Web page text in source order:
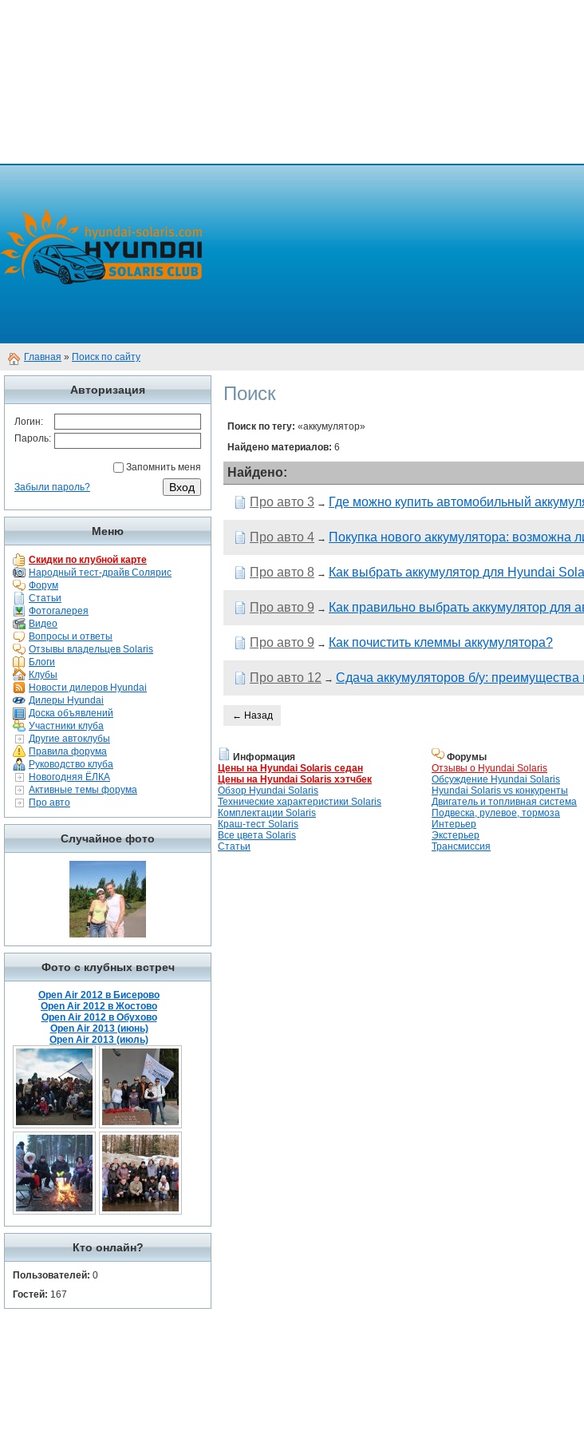
Главная » Поиск по сайту
Авторизация
Логин:
Пароль:
Запомнить меня
Забыли пароль?
Меню
Скидки по клубной карте
Народный тест-драйв Солярис
Форум
Статьи
Фотогалерея
Видео
Вопросы и ответы
Отзывы владельцев Solaris
Блоги
Клубы
Новости дилеров Hyundai
Дилеры Hyundai
Доска объявлений
Участники клуба
Другие автоклубы
Правила форума
Руководство клуба
Новогодняя ЁЛКА
Активные темы форума
Про авто
Случайное фото
Фото с клубных встреч
Open Air 2012 в Бисерово
Open Air 2012 в Жостово
Open Air 2012 в Обухово
Open Air 2013 (июнь)
Open Air 2013 (июль)
Кто онлайн?
Пользователей: 0
Гостей: 167
Поиск
Поиск по тегу: «аккумулятор»
Найдено материалов: 6
Найдено:
Про авто 3 → Где можно купить автомобильный
Про авто 4 → Покупка нового аккумулятора: возможна
Про авто 8 → Как выбрать аккумулятор для Hyundai
Про авто 9 → Как правильно выбрать аккумулятор для
Про авто 9 → Как почистить клеммы аккумулятора?
Про авто 12 → Сдача аккумуляторов б/у: преимущества
← Назад
Информация
Цены на Hyundai Solaris седан
Цены на Hyundai Solaris хэтчбек
Обзор Hyundai Solaris
Технические характеристики Solaris
Комплектации Solaris
Краш-тест Solaris
Все цвета Solaris
Статьи
Форумы
Отзывы о Hyundai Solaris
Обсуждение Hyundai Solaris
Hyundai Solaris vs конкуренты
Двигатель и топливная система
Подвеска, рулевое, тормоза
Интерьер
Экстерьер
Трансмиссия